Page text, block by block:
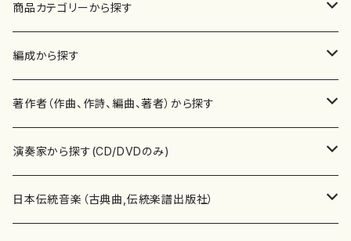
商品カテゴリーから探す
楽譜
書籍
書籍
テキストブック
CD・DVD
チケット
編成から探す
邦楽器
箏・琴（ソロ）
箏・琴（合奏）
合唱
混声合唱
歌・声
著作者（作曲、作詩、編曲、著者）から探す
あ行
青木省三(アオキ ショウゾウ)
か行
演奏家から探す(CD/DVDのみ)
邦楽（箏、三味線、尺八等）演奏家
日本伝統音楽（古典曲,伝統楽譜出版社）